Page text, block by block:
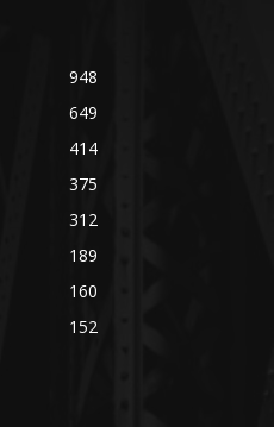
948
649
414
375
312
189
160
152